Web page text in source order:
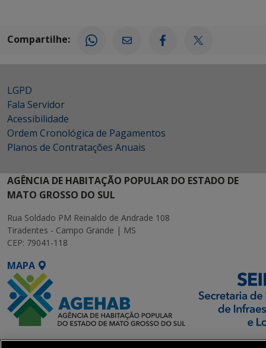
Compartilhe:
LGPD
Fala Servidor
Acessibilidade
Ordem Cronológica de Pagamentos
Planos de Contratações Anuais
AGÊNCIA DE HABITAÇÃO POPULAR DO ESTADO DE
MATO GROSSO DO SUL
Rua Soldado PM Reinaldo de Andrade 108
Tiradentes - Campo Grande | MS
CEP: 79041-118
MAPA
SETDIG | Secretaria-